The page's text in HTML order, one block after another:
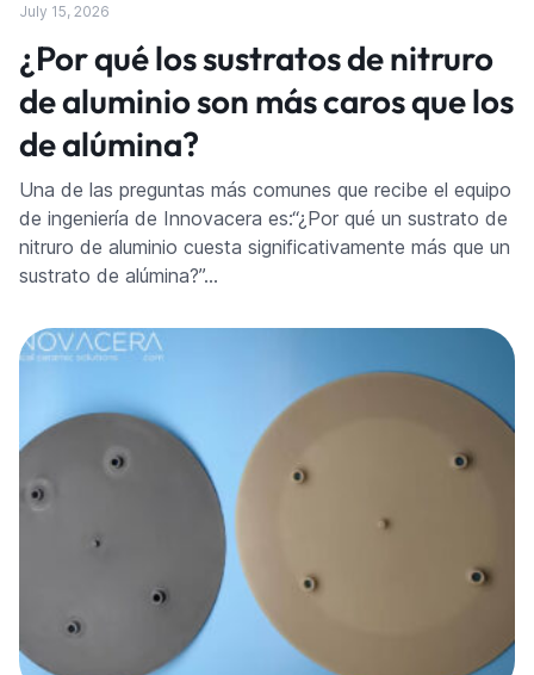
July 15, 2026
¿Por qué los sustratos de nitruro
de aluminio son más caros que los
de alúmina?
Una de las preguntas más comunes que recibe el equipo
de ingeniería de Innovacera es:“¿Por qué un sustrato de
nitruro de aluminio cuesta significativamente más que un
sustrato de alúmina?”…